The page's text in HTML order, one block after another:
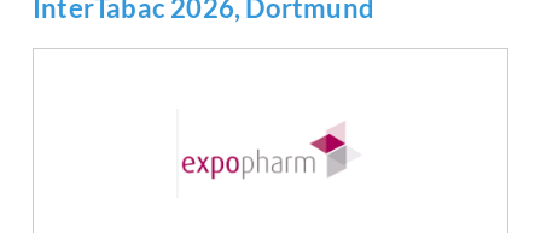
InterTabac 2026, Dortmund